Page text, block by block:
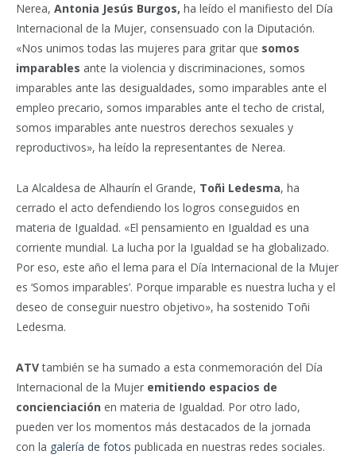
Nerea, Antonia Jesús Burgos, ha leído el manifiesto del Día
Internacional de la Mujer, consensuado con la Diputación.
«Nos unimos todas las mujeres para gritar que somos
imparables ante la violencia y discriminaciones, somos
imparables ante las desigualdades, somo imparables ante el
empleo precario, somos imparables ante el techo de cristal,
somos imparables ante nuestros derechos sexuales y
reproductivos», ha leído la representantes de Nerea.
La Alcaldesa de Alhaurín el Grande, Toñi Ledesma, ha
cerrado el acto defendiendo los logros conseguidos en
materia de Igualdad. «El pensamiento en Igualdad es una
corriente mundial. La lucha por la Igualdad se ha globalizado.
Por eso, este año el lema para el Día Internacional de la Mujer
es ‘Somos imparables’. Porque imparable es nuestra lucha y el
deseo de conseguir nuestro objetivo», ha sostenido Toñi
Ledesma.
ATVtambién se ha sumado a esta conmemoración del Día
Internacional de la Mujer emitiendo espacios de
concienciación en materia de Igualdad. Por otro lado,
pueden ver los momentos más destacados de la jornada
con la galería de fotos publicada en nuestras redes sociales.